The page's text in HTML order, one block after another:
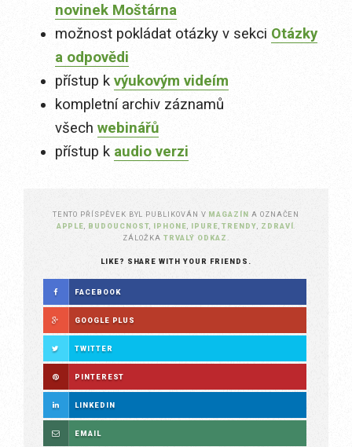
novinek Moštárna
možnost pokládat otázky v sekci Otázky
a odpovědi
přístup k výukovým videím
kompletní archiv záznamů
všech webinářů
přístup k audio verzi
TENTO PŘÍSPĚVEK BYL PUBLIKOVÁN V MAGAZÍN A OZNAČEN
APPLE
BUDOUCNOST IPHONE IPURE ,TRENDY ZDRAVÍ
ZÁLOŽKA TRVALÝ ODKAZ
LIKE? SHARE WITH YOUR FRIENDS.
FACEBOOK
GOOGLE PLUS
TWITTER
PINTEREST
LINKEDIN
EMAIL